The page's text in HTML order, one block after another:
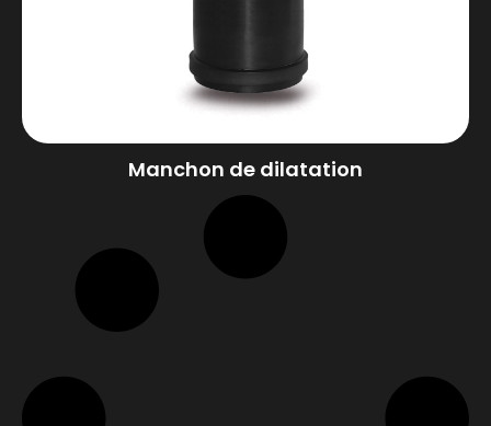
Manchon de dilatation